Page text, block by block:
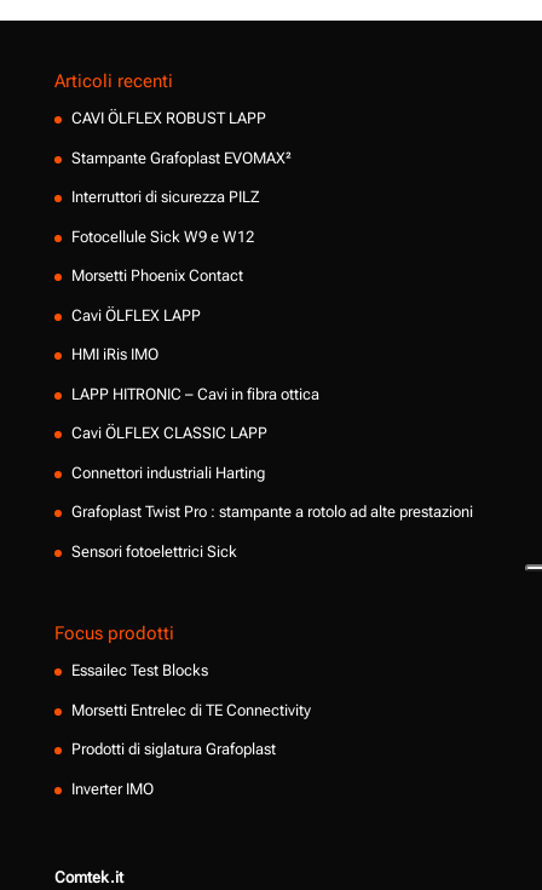
Articoli recenti
CAVI ÖLFLEX ROBUST LAPP
Stampante Grafoplast EVOMAX²
Interruttori di sicurezza PILZ
Fotocellule Sick W9 e W12
Morsetti Phoenix Contact
Cavi ÖLFLEX LAPP
HMI iRis IMO
LAPP HITRONIC – Cavi in fibra ottica
Cavi ÖLFLEX CLASSIC LAPP
Connettori industriali Harting
Grafoplast Twist Pro : stampante a rotolo ad alte prestazioni
Sensori fotoelettrici Sick
Focus prodotti
Essailec Test Blocks
Morsetti Entrelec di TE Connectivity
Prodotti di siglatura Grafoplast
Inverter IMO
Comtek.it